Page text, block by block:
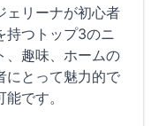
ェリーナが初心者
持つトップ3のニ
、趣味、ホームの
にとって魅力的で
です。